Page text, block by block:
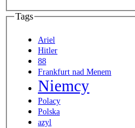
Tags
Ariel
Hitler
88
Frankfurt nad Menem
Niemcy
Polacy
Polska
azyl